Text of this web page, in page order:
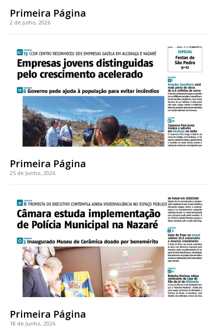
Primeira Página
2 de Julho, 2026
Primeira Página
25 de Junho, 2026
Primeira Página
18 de Junho, 2026